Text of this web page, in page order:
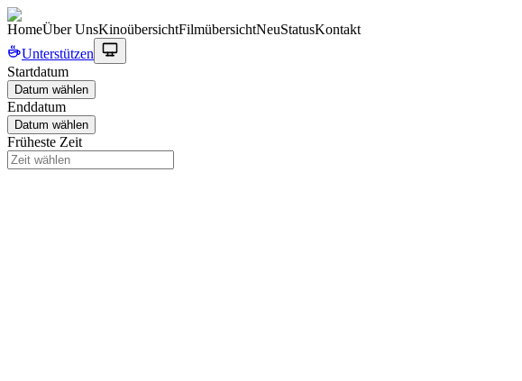
HomeÜber UnsKinoübersichtFilmübersichtNeuStatusKontakt
Unterstützen
Startdatum
Datum wählen
Enddatum
Datum wählen
Früheste Zeit